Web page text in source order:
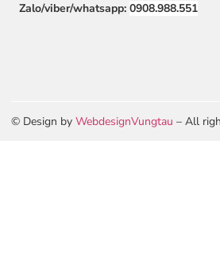
Zalo/viber/whatsapp: 0908.988.551
© Design by WebdesignVungtau – All